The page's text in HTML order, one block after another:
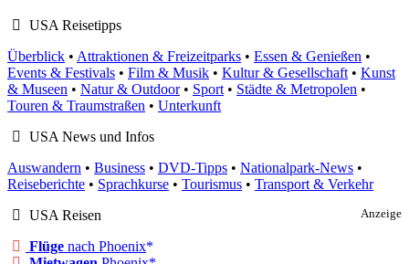
USA Reisetipps
Überblick • Attraktionen & Freizeitparks • Essen & Genießen •
Events & Festivals • Film & Musik • Kultur & Gesellschaft • Kunst
& Museen • Natur & Outdoor• Sport • Städte & Metropolen •
Touren & Traumstraßen • Unterkunft
USA News und Infos
Auswandern • Business • DVD-Tipps • Nationalpark-News •
Reiseberichte • Sprachkurse • Tourismus • Transport & Verkehr
Anzeige
USA Reisen
Flüge nach Phoenix